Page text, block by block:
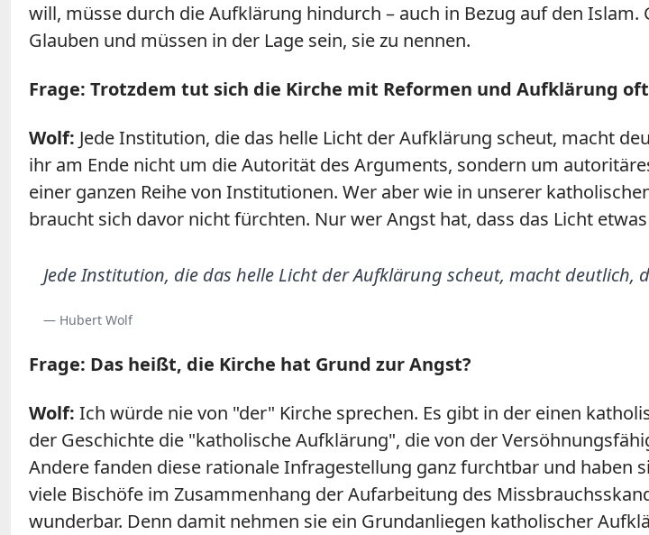
will, müsse durch die Aufklärung hindurch – auch in Bezug auf den
Glauben und müssen in der Lage sein, sie zu nennen.
Frage: Trotzdem tut sich die Kirche mit Reformen und Aufklärung
Wolf: Jede Institution, die das helle Licht der Aufklärung scheut, macht
ihr am Ende nicht um die Autorität des Arguments, sondern um
einer ganzen Reihe von Institutionen. Wer aber wie in unserer
braucht sich davor nicht fürchten. Nur wer Angst hat, dass das Licht
Jede Institution, die das helle Licht der Aufklärung scheut, macht deutlich,
— Hubert Wolf
Frage: Das heißt, die Kirche hat Grund zur Angst?
Wolf: Ich würde nie von "der" Kirche sprechen. Es gibt in der einen
der Geschichte die "katholische Aufklärung", die von der
Andere fanden diese rationale Infragestellung ganz furchtbar und haben
viele Bischöfe im Zusammenhang der Aufarbeitung des
wunderbar. Denn damit nehmen sie ein Grundanliegen katholischer